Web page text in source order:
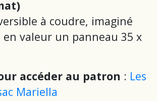
à coudre, imaginé
valeur un panneau 35 x
accéder au patron : Les
Mariella